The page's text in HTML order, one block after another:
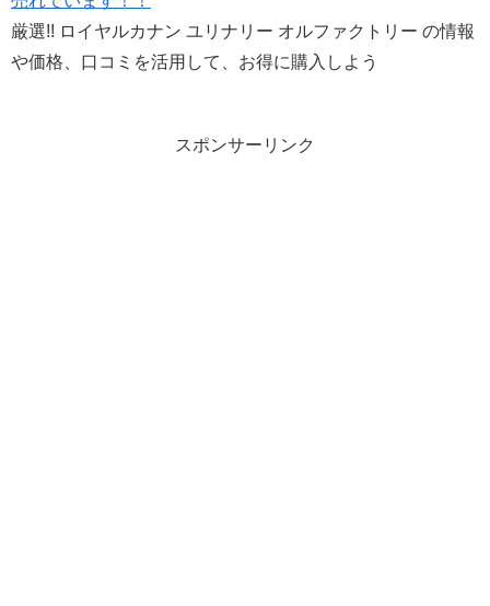
厳選!! ロイヤルカナン ユリナリー オルファクトリー の情報
や価格、口コミを活用して、お得に購入しよう
スポンサーリンク